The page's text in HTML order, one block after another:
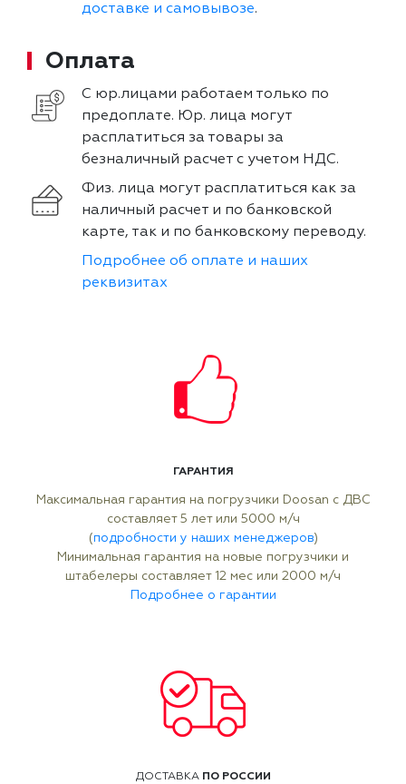
доставке и самовывозе.
Оплата
С юр.лицами работаем только по
предоплате. Юр. лица могут
расплатиться за товары за
безналичный расчет с учетом НДС.
Физ. лица могут расплатиться как за
наличный расчет и по банковской
карте, так и по банковскому переводу.
Подробнее об оплате и наших
реквизитах
ГАРАНТИЯ
Максимальная гарантия на погрузчики Doosan с ДВС
составляет 5 лет или 5000 м/ч
(подробности у наших менеджеров)
Минимальная гарантия на новые погрузчики и
штабелеры составляет 12 мес или 2000 м/ч
Подробнее о гарантии
ДОСТАВКА ПО РОССИИ